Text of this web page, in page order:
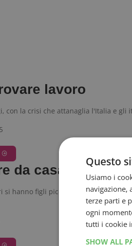
lavoro
con la crisi che attanaglia l'Italia e
da casa: 10
si hanno figli piccoli o genitori
Questo
Usiamo i
navigazione,
terze parti e
ogni
tutti i cookie
SHOW ALL